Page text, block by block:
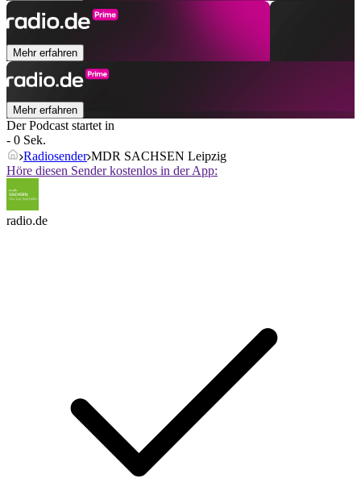
Mehr erfahren
Mehr erfahren
Der Podcast startet in
- 0 Sek.
Radiosender MDR SACHSEN Leipzig
Höre diesen Sender kostenlos in der App:
radio.de